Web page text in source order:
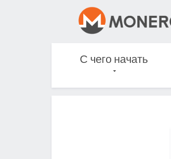
С чего начать